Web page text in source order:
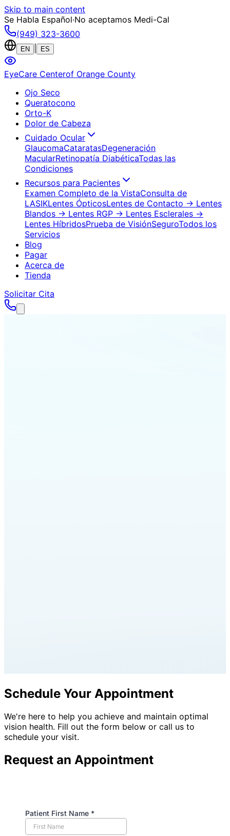
Skip to main content
Se Habla Español·No aceptamos Medi-Cal
(949) 323-3600
EN ES
EyeCare Centerof Orange County
Ojo Seco
Queratocono
Orto-K
Dolor de Cabeza
Cuidado Ocular
GlaucomaCataratasDegeneración
MacularRetinopatía DiabéticaTodas las
Condiciones
Recursos para Pacientes
Examen Completo de la VistaConsulta de
LASIKLentes ÓpticosLentes de Contacto → Lentes
Blandos → Lentes RGP → Lentes Esclerales →
Lentes HíbridosPrueba de VisiónSeguroTodos los
Servicios
Blog
Pagar
Acerca de
Tienda
Solicitar Cita
Schedule Your Appointment
We're here to help you achieve and maintain optimal
vision health. Fill out the form below or call us to
schedule your visit.
Request an Appointment